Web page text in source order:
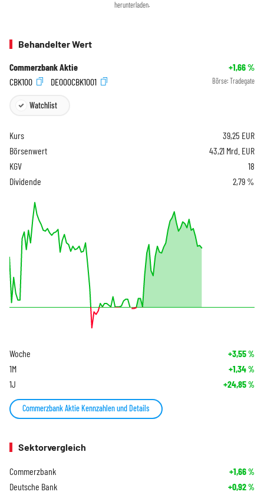
herunterladen.
Behandelter Wert
Commerzbank Aktie +1,66%
CBK100
DE000CBK1001 Börse: Tradegate
Watchlist
Kurs 39,25 EUR
Börsenwert
43,21 Mrd. EUR
KGV
18
Dividende
2,79 %
Woche +3,55%
1M +1,34%
1J +24,85%
Commerzbank Aktie Kennzahlen und Details
Sektorvergleich
Commerzbank +1,66%
Deutsche Bank +0,92%